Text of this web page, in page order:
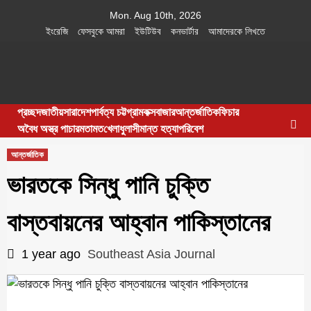
Mon. Aug 10th, 2026
ইংরেজি
ফেসবুকে আমরা ইউটিউব কনভার্টার আমাদেরকে লিখতে
Southeast Asia
Journal
প্রচ্ছদজাতীয়সারাদেশপার্বত্য চট্টগ্রামকক্সবাজারআন্তর্জাতিকফিচার
অবৈধ অস্ত্র পাচারমতামতখেলাধুলাসীমান্ত হত্যাপরিবেশ
আন্তর্জাতিক
ভারতকে সিন্ধু পানি চুক্তি
বাস্তবায়নের আহ্বান পাকিস্তানের
1 year ago Southeast Asia Journal